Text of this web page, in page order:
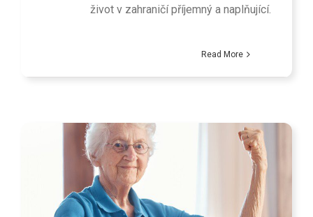
život v zahraničí příjemný a naplňující.
Read More